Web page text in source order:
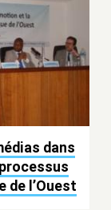
dans
l’Ouest